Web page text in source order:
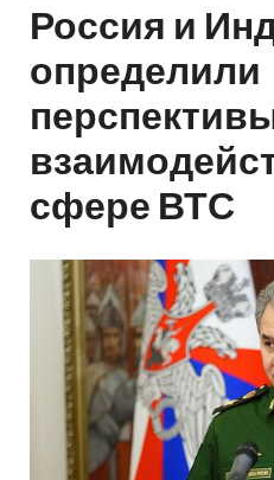
Россия и
определили
сфере ВТС